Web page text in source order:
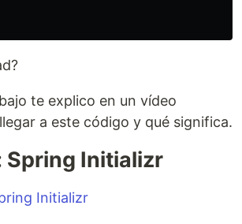
te explico en un vídeo
a este código y qué significa.
Spring Initializr